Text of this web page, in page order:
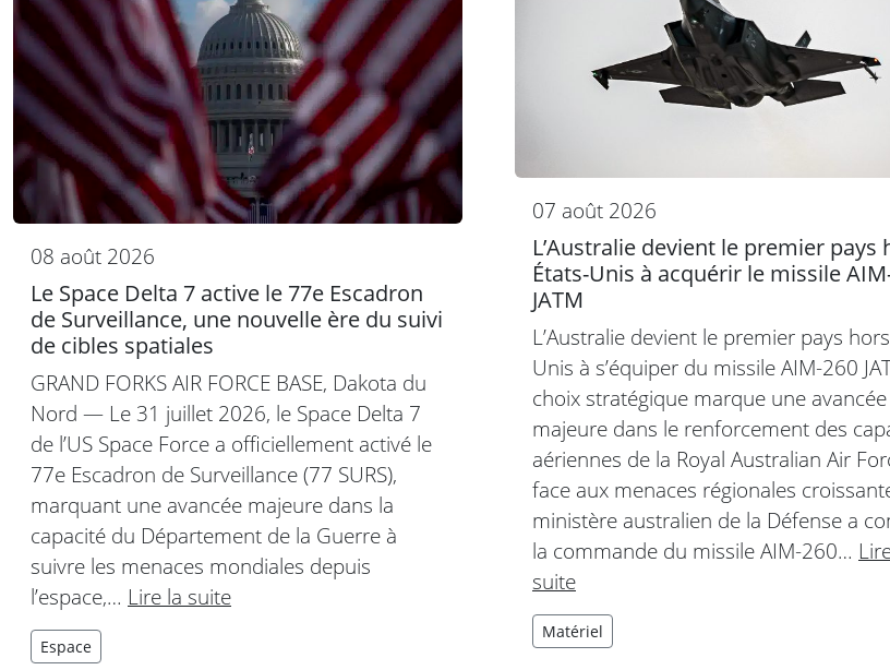
08 août 2026
Le Space Delta 7 active le 77e Escadron
de Surveillance, une nouvelle ère du suivi
de cibles spatiales
GRAND FORKS AIR FORCE BASE, Dakota du
Nord — Le 31 juillet 2026, le Space Delta 7
de l’US Space Force a officiellement activé le
77e Escadron de Surveillance (77 SURS),
marquant une avancée majeure dans la
capacité du Département de la Guerre à
suivre les menaces mondiales depuis
l’espace,… Lire la suite
Espace
07 août 2026
L’Australie devient le premier pays
États-Unis à acquérir le missile
JATM
L’Australie devient le premier pays
Unis à s’équiper du missile AIM-260
choix stratégique marque une avancée
majeure dans le renforcement des
aériennes de la Royal Australian Air
face aux menaces régionales
ministère australien de la Défense a
la commande du missile AIM-260…
suite
Matériel